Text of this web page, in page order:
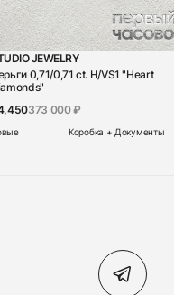
JEWELRY
0,71/0,71 ct. H/VS1 "Heart
373 000 ₽
Коробка + Документы